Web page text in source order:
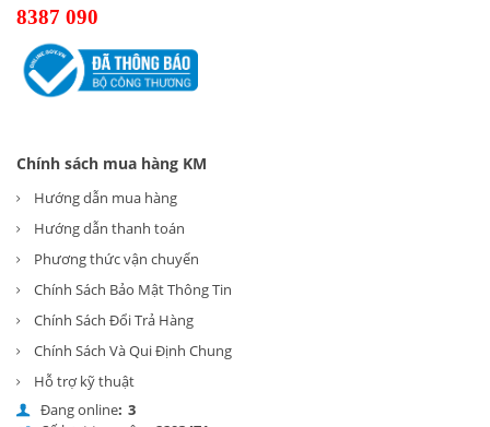
8387 090
Chính sách mua hàng KM
Hướng dẫn mua hàng
Hướng dẫn thanh toán
Phương thức vận chuyển
Chính Sách Bảo Mật Thông Tin
Chính Sách Đổi Trả Hàng
Chính Sách Và Qui Định Chung
Hỗ trợ kỹ thuật
Đang online: 3